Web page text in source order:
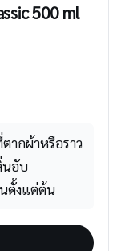
500 ml
ากผ้าหรือราว
นอับ
ตั้งแต่ต้น